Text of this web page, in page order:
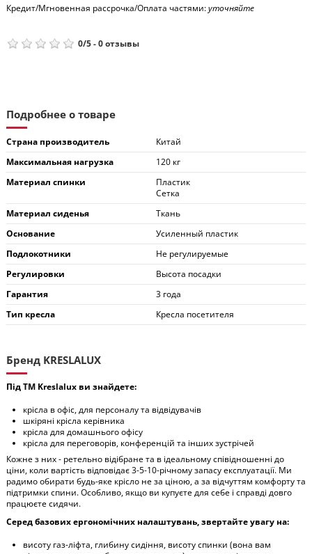
Кредит/Мгновенная рассрочка/Оплата частями:уточняйте
0/5-0отзывы
Подробнее о товаре
Страна производитель
Китай
Максимальная нагрузка
120 кг
Материал спинки
Пластик
Сетка
Материал сиденья
Ткань
Основание
Усиленный пластик
Подлокотники
Не регулируемые
Регулировки
Высота посадки
Гарантия
3 года
Тип кресла
Кресла посетителя
Бренд KRESLALUX
Під ТМ Kreslalux ви знайдете:
крісла в офіс, для персоналу та відвідувачів
шкіряні крісла керівника
крісла для домашнього офісу
крісла для переговорів, конференцій та інших зустрічей
Кожне з них - ретельно відібране та в ідеальному співідношенні до
ціни, коли вартість відповідає 3-5-10-річному запасу експлуатації. Ми
радимо обирати будь-яке крісло не за ціною, а за відчуттям комфорту та
підтримки спини. Особливо, якщо ви купуєте для себе і справді довго
працюєте сидячи.
Серед базових ергономічних налаштувань, звертайте увагу на:
висоту газ-ліфта, глибину сидіння, висоту спинки (вона вам